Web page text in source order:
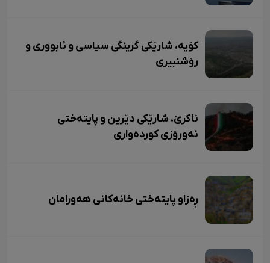
کۆیە، شارێکی گرینگی سیاسی و ئابووری و
رۆشنبیری
ئاکرێ، شارێکی دێرین و پایتەختی
نەورۆزی کوردەواری
ڕەزاو پایتەختی خانەکانی هەورامان